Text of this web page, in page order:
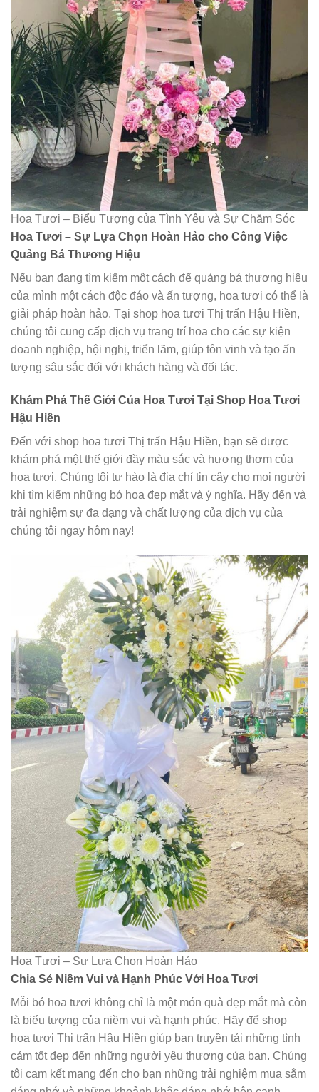
Hoa Tươi – Biểu Tượng của Tình Yêu và Sự Chăm Sóc
Hoa Tươi – Sự Lựa Chọn Hoàn Hảo cho Công Việc
Quảng Bá Thương Hiệu
Nếu bạn đang tìm kiếm một cách để quảng bá thương hiệu
của mình một cách độc đáo và ấn tượng, hoa tươi có thể là
giải pháp hoàn hảo. Tại shop hoa tươi Thị trấn Hậu Hiền,
chúng tôi cung cấp dịch vụ trang trí hoa cho các sự kiện
doanh nghiệp, hội nghị, triển lãm, giúp tôn vinh và tạo ấn
tượng sâu sắc đối với khách hàng và đối tác.
Khám Phá Thế Giới Của Hoa Tươi Tại Shop Hoa Tươi
Hậu Hiền
Đến với shop hoa tươi Thị trấn Hậu Hiền, bạn sẽ được
khám phá một thế giới đầy màu sắc và hương thơm của
hoa tươi. Chúng tôi tự hào là địa chỉ tin cậy cho mọi người
khi tìm kiếm những bó hoa đẹp mắt và ý nghĩa. Hãy đến và
trải nghiệm sự đa dạng và chất lượng của dịch vụ của
chúng tôi ngay hôm nay!
Hoa Tươi – Sự Lựa Chọn Hoàn Hảo
Chia Sẻ Niềm Vui và Hạnh Phúc Với Hoa Tươi
Mỗi bó hoa tươi không chỉ là một món quà đẹp mắt mà còn
là biểu tượng của niềm vui và hạnh phúc. Hãy để shop
hoa tươi Thị trấn Hậu Hiền giúp bạn truyền tải những tình
cảm tốt đẹp đến những người yêu thương của bạn. Chúng
tôi cam kết mang đến cho bạn những trải nghiệm mua sắm